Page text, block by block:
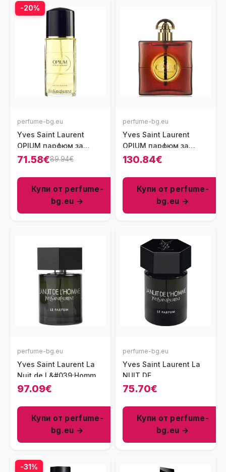
-20%
perfume-bg.eu
Yves Saint Laurent
OPIUM парфюм за
мъже EDT 100 мл
71.58€89.94€
Купи от perfume-
bg.eu →
perfume-bg.eu
Yves Saint Laurent
OPIUM парфюм за
жени EDP 90 мл
130.84€
Купи от perfume-
bg.eu →
perfume-bg.eu
Yves Saint Laurent La
Nuit de L&#039;Homme
Le Parfum парфюм за
97.09€
Купи от perfume-
bg.eu →
perfume-bg.eu
Yves Saint Laurent La
NUIT DE
L&#039;HOMME
60 мл
75.70€
Купи от perfume-
bg.eu →
-31%